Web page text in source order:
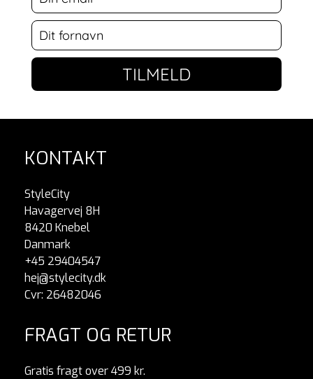
TILMELD
KONTAKT
StyleCity
Havagervej 8H
8420 Knebel
Danmark
+45 29404547
hej@stylecity.dk
Cvr: 26482046
FRAGT OG RETUR
Gratis fragt over 499 kr.